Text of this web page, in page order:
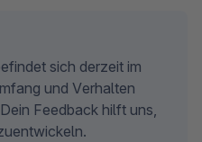
sich derzeit im
und Verhalten
Feedback hilft uns,